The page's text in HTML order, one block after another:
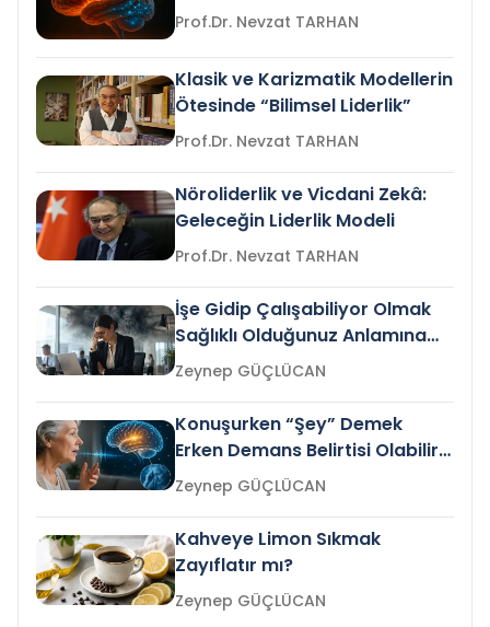
Prof.Dr. Nevzat TARHAN
Klasik ve Karizmatik Modellerin
Ötesinde “Bilimsel Liderlik”
Prof.Dr. Nevzat TARHAN
Nöroliderlik ve Vicdani Zekâ:
Geleceğin Liderlik Modeli
Prof.Dr. Nevzat TARHAN
İşe Gidip Çalışabiliyor Olmak
Sağlıklı Olduğunuz Anlamına
Gelir mi?Zeynep GÜÇLÜCAN
Konuşurken “Şey” Demek
Erken Demans Belirtisi Olabilir
mi?
Zeynep GÜÇLÜCAN
Kahveye Limon Sıkmak
Zayıflatır mı?
Zeynep GÜÇLÜCAN